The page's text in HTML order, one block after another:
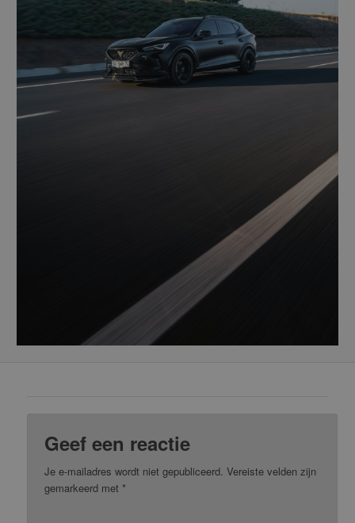
Geef een reactie
Je e-mailadres wordt niet gepubliceerd. Vereiste velden zijn
gemarkeerd met*